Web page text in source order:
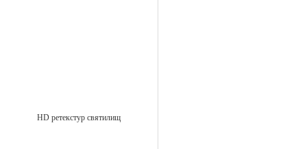
HD ретекстур святилищ